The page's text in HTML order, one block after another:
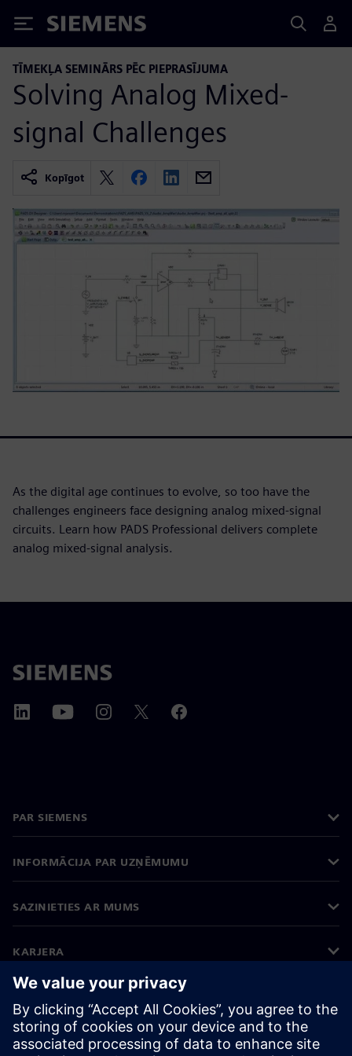
Siemens
TĪMEKĻA SEMINĀRS PĒC PIEPRASĪJUMA
Solving Analog Mixed-
signal Challenges
Kopīgot
As the digital age continues to evolve, so too have the
challenges engineers face designing analog mixed-signal
circuits. Learn how PADS Professional delivers complete
analog mixed-signal analysis.
PAR SIEMENS
INFORMĀCIJA PAR UZŅĒMUMU
SAZINIETIES AR MUMS
KARJERA
©Siemens 2026
Korporatīvā informācija